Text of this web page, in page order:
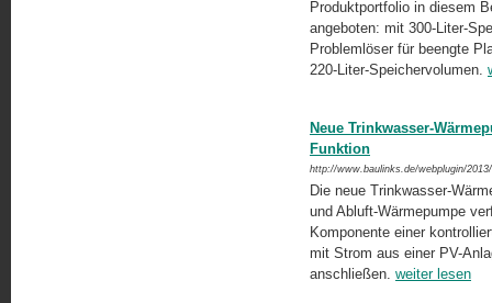
Produktportfolio in diesem
angeboten: mit 300-Liter-
Problemlöser für beengte
220-Liter-Speichervolumen.
Neue Trinkwasser-
Funktion
http://www.baulinks.de/webplugin/
Die neue Trinkwasser-
und Abluft-Wärmepumpe
Komponente einer
mit Strom aus einer PV-
anschließen. weiter lesen